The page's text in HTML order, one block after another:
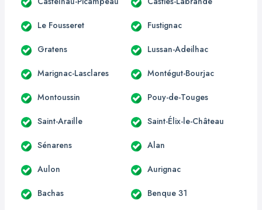
Le Fousseret Fustignac
Gratens Lussan-Adeilhac
Marignac-Lasclares Montégut-Bourjac
Montoussin Pouy-de-Touges
Saint-Araille Saint-Élix-le-Château
Sénarens Alan
Aulon Aurignac
Bachas Benque 31